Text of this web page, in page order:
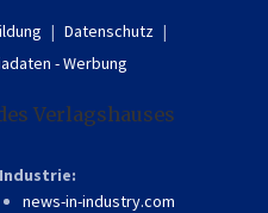
Datenschutz
- Werbung
Verlagshauses
Industrie:
news-in-industry.com